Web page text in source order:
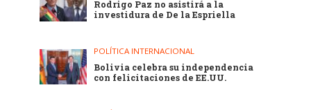
Rodrigo Paz no asistirá a la
investidura de De la Espriella
POLÍTICA INTERNACIONAL
Bolivia celebra su independencia
con felicitaciones de EE.UU.